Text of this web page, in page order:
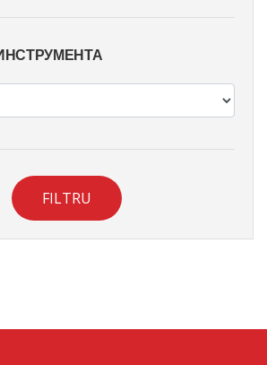
FILTRU